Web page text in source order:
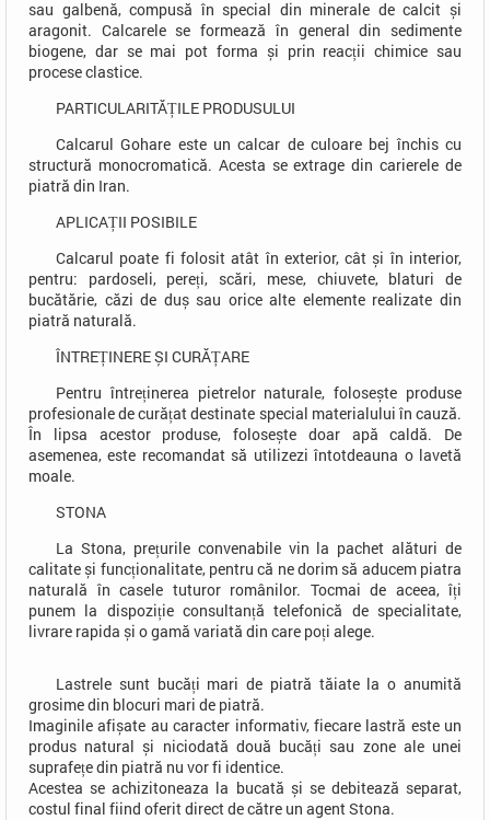
sau galbenă, compusă în special din minerale de calcit și
aragonit. Calcarele se formează în general din sedimente
biogene, dar se mai pot forma și prin reacții chimice sau
procese clastice.
PARTICULARITĂȚILE PRODUSULUI
Calcarul Gohare este un calcar de culoare bej închis cu
structură monocromatică. Acesta se extrage din carierele de
piatră din Iran.
APLICAȚII POSIBILE
Calcarul poate fi folosit atât în exterior, cât și în interior,
pentru: pardoseli, pereți, scări, mese, chiuvete, blaturi de
bucătărie, căzi de duș sau orice alte elemente realizate din
piatră naturală.
ÎNTREȚINERE ȘI CURĂȚARE
Pentru întreținerea pietrelor naturale, folosește produse
profesionale de curățat destinate special materialului în cauză.
În lipsa acestor produse, folosește doar apă caldă. De
asemenea, este recomandat să utilizezi întotdeauna o lavetă
moale.
STONA
La Stona, prețurile convenabile vin la pachet alături de
calitate și funcționalitate, pentru că ne dorim să aducem piatra
naturală în casele tuturor românilor. Tocmai de aceea, îți
punem la dispoziție consultanță telefonică de specialitate,
livrare rapida și o gamă variată din care poți alege.
Lastrele sunt bucăți mari de piatră tăiate la o anumită
grosime din blocuri mari de piatră.
Imaginile afișate au caracter informativ, fiecare lastră este un
produs natural și niciodată două bucăți sau zone ale unei
suprafețe din piatră nu vor fi identice.
Acestea se achizitoneaza la bucată și se debitează separat,
costul final fiind oferit direct de către un agent Stona.